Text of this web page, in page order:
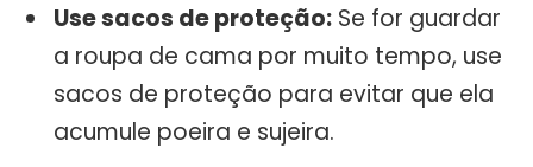
Use sacos de proteção: Se for guardar
a roupa de cama por muito tempo, use
sacos de proteção para evitar que ela
acumule poeira e sujeira.